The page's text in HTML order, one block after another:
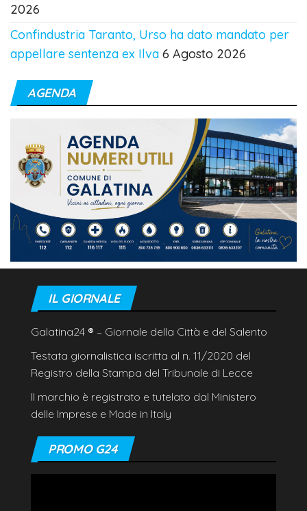
2026
Confindustria Taranto, Urso ha dato mandato per
appellare sentenza ex Ilva 6 Agosto 2026
AGENDA
IL GIORNALE
Galatina24 ® – Giornale della Città e del Salento
Testata giornalistica iscritta al n. 11/2020 del
Registro della Stampa del Tribunale di Lecce
Il marchio è registrato e tutelato dal Ministero
delle Imprese e Made in Italy
PROMO G24